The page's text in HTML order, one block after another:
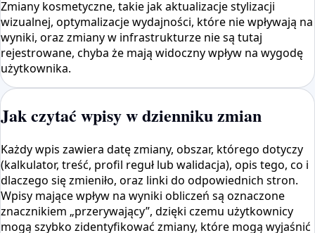
Zmiany kosmetyczne, takie jak aktualizacje stylizacji
wizualnej, optymalizacje wydajności, które nie wpływają na
wyniki, oraz zmiany w infrastrukturze nie są tutaj
rejestrowane, chyba że mają widoczny wpływ na wygodę
użytkownika.
Jak czytać wpisy w dzienniku zmian
Każdy wpis zawiera datę zmiany, obszar, którego dotyczy
(kalkulator, treść, profil reguł lub walidacja), opis tego, co i
dlaczego się zmieniło, oraz linki do odpowiednich stron.
Wpisy mające wpływ na wyniki obliczeń są oznaczone
znacznikiem „przerywający”, dzięki czemu użytkownicy
mogą szybko zidentyfikować zmiany, które mogą wyjaśnić